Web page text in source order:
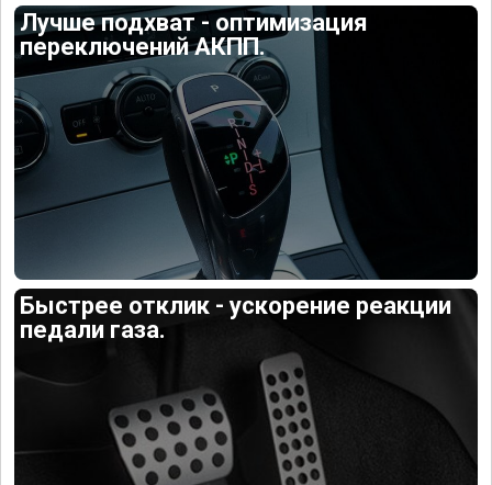
Лучше подхват - оптимизация
переключений АКПП.
Быстрее отклик - ускорение реакции
педали газа.